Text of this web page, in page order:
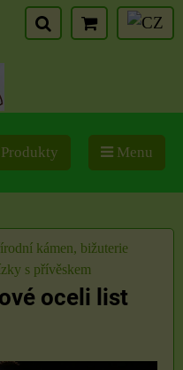
Produkty Menu
kámen, bižuterie
s přívěskem
oceli list